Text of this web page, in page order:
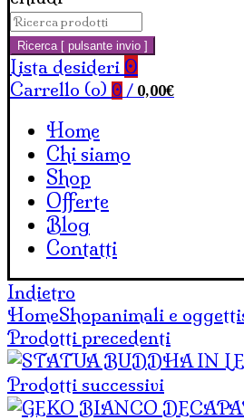
Carrello
Cerca:
Ricerca [ pulsante invio ]
Lista desideri 0
Carrello (o) 0 / 0,00€
Home
Chi siamo
Shop
Offerte
Blog
Contatti
Indietro
HomeShopanimali e
Prodotti precedenti
Prodotti successivi